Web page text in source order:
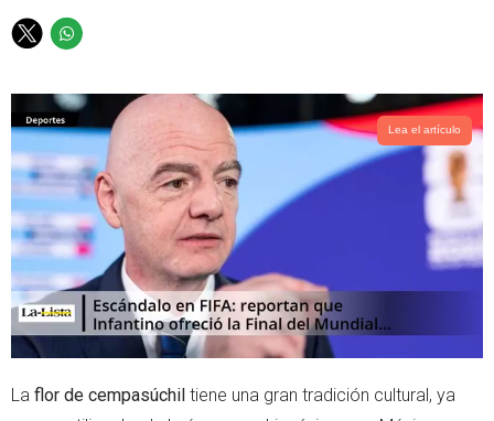
T
i
t
t
e
r
W
a
t
s
a
p
p
Lea el artículo
La flor de cempasúchil tiene una gran tradición cultural, ya